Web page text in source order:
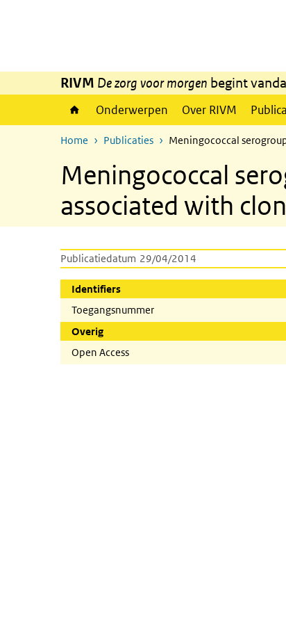
RIVM De zorg voor morgen begint
Onderwerpen Over RIVM
Home Publicaties Meningococcal
Meningococcal
associated with
Publicatiedatum 29/04/2014
Identifiers
Toegangsnummer
Overig
Open Access